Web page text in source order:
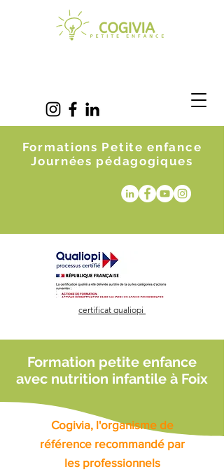
Formations Petite enfance
Journées pédagogiques
certificat qualiopi
Formation petite enfance
avec nutrition infantile à Foix
Cogivia, l'organisme de
référence recommandé par
les professionnels